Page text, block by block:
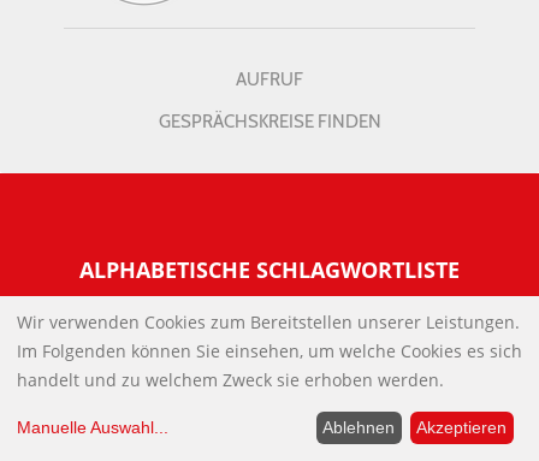
AUFRUF
GESPRÄCHSKREISE FINDEN
ALPHABETISCHE SCHLAGWORTLISTE
INFORMATIONEN
Warum NachDenkSeiten
Wer steckt dahinter
UNTERSTÜTZEN SIE UNS?
Der Förderverein: IQM
SOCIALMEDIA
Wir verwenden Cookies zum Bereitstellen unserer Leistungen.
Im Folgenden können Sie einsehen, um welche Cookies es sich
handelt und zu welchem Zweck sie erhoben werden.
Manuelle Auswahl... Ablehnen Akzeptieren